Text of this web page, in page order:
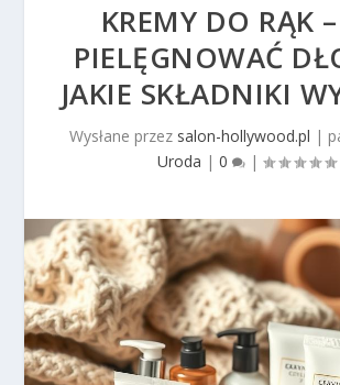
KREMY DO RĄK
PIELĘGNOWAĆ
JAKIE SKŁADNIKI
Wysłane przez salon-hollywood.pl |
Uroda | 0 |